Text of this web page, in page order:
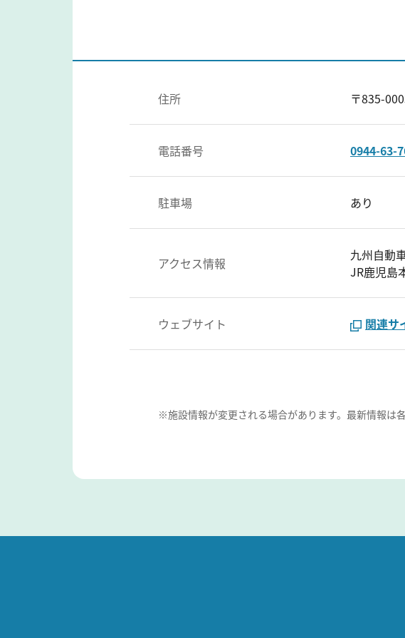
住所 〒835-
電話番号 0944-63-
駐車場 あり
アクセス情報
九州自動
JR鹿児島
ウェブサイト 関連サ
※施設情報が変更される場合があります。最新情報は